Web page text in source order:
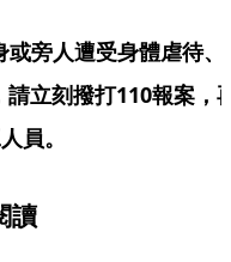
旁人遭受身體虐待、
立刻撥打110報案，
員。
讀